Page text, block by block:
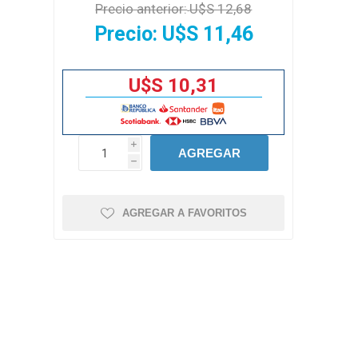
Precio anterior:U$S 12,68
Precio: U$S 11,46
U$S 10,31
i
h
AGREGAR
AGREGAR A FAVORITOS